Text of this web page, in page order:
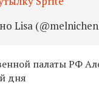
Lisa
палаты РФ
дня